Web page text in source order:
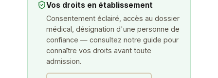
Vos droits en établissement
Consentement éclairé, accès au dossier
médical, désignation d'une personne de
confiance — consultez notre guide pour
connaître vos droits avant toute
admission.